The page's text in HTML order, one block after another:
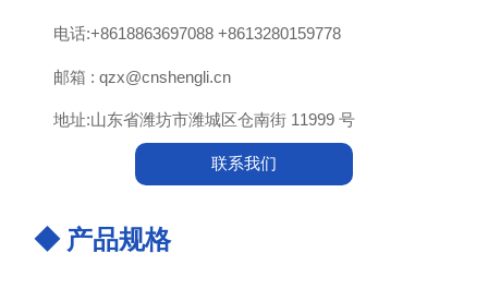
电话:+8618863697088 +8613280159778
邮箱 : qzx@cnshengli.cn
地址:山东省潍坊市潍城区仓南街 11999 号
联系我们
◆ 产品规格